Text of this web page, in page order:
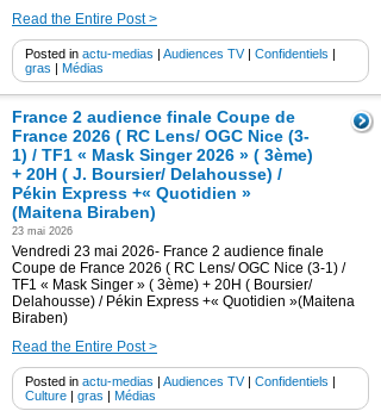
Read the Entire Post >
Posted in actu-medias | Audiences TV| Confidentiels |
gras | Médias
France 2 audience finale Coupe de
France 2026 ( RC Lens/ OGC Nice (3-
1) / TF1 « Mask Singer 2026 » ( 3ème)
+ 20H ( J. Boursier/ Delahousse) /
Pékin Express +« Quotidien »
(Maitena Biraben)
23 mai 2026
Vendredi 23 mai 2026- France 2 audience finale
Coupe de France 2026 ( RC Lens/ OGC Nice (3-1) /
TF1 « Mask Singer » ( 3ème) + 20H ( Boursier/
Delahousse) / Pékin Express +« Quotidien »(Maitena
Biraben)
Read the Entire Post >
Posted in actu-medias | Audiences TV| Confidentiels |
Culture | gras | Médias